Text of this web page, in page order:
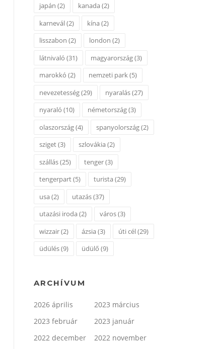
japán (2) kanada(2)
karnevál(2) kína(2)
lisszabon (2) london (2)
látnivaló (31) magyarország(3)
marokkó (2) nemzeti park(5)
nevezetesség(29) nyaralás(27)
nyaraló (10) németország(3)
olaszország(4) spanyolország(2)
sziget(3) szlovákia(2)
szállás(25) tenger(3)
tengerpart(5) turista(29)
usa(2) utazás(37)
utazási iroda(2) város(3)
wizzair(2) ázsia(3) úti cél(29)
üdülés(9) üdülő (9)
ARCHÍVUM
2026 április
2023 március
2023 február
2023 január
2022 december
2022 november